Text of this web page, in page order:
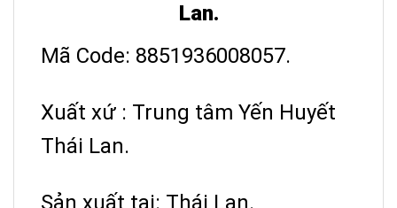
Lan.
Mã Code: 8851936008057.
Xuất xứ : Trung tâm Yến Huyết
Thái Lan.
Sản xuất tại: Thái Lan.